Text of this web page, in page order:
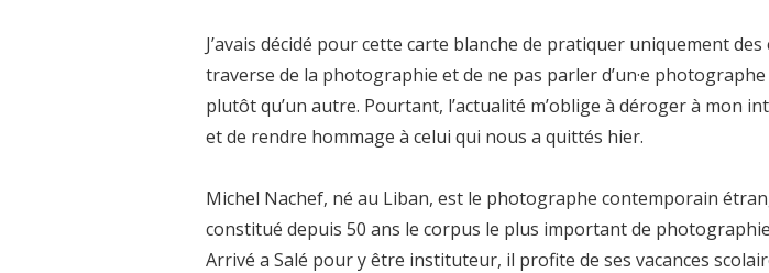
J’avais décidé pour cette carte blanche de pratiquer uniquement des
traverse de la photographie et de ne pas parler d’un·e
plutôt qu’un autre. Pourtant, l’actualité m’oblige à déroger à mon
et de rendre hommage à celui qui nous a quittés hier.
Michel Nachef, né au Liban, est le photographe contemporain
constitué depuis 50 ans le corpus le plus important de
Arrivé a Salé pour y être instituteur, il profite de ses vacances